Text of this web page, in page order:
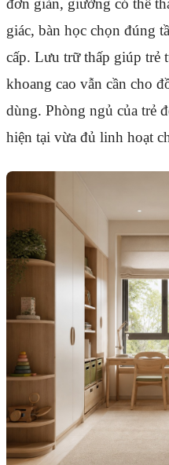
đơn giản, giường có thể
giác, bàn học chọn đúng
cấp. Lưu trữ thấp giúp trẻ
khoang cao vẫn cần cho
dùng. Phòng ngủ của trẻ
hiện tại vừa đủ linh hoạt